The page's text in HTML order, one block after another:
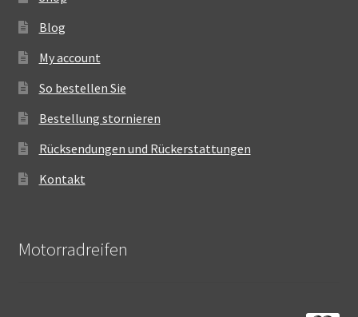
Blog
My account
So bestellen Sie
Bestellung stornieren
Rücksendungen und Rückerstattungen
Kontakt
Motorradreifen